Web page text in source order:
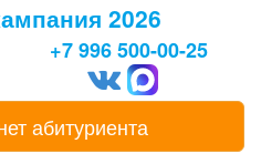
2026
+7 996 500-00-25
абитуриента